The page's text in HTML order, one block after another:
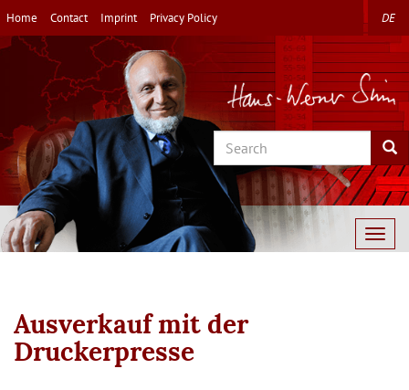
Skip
to
main
Home Contact Imprint Privacy Policy DE
Search
Ausverkauf mit der
Druckerpresse